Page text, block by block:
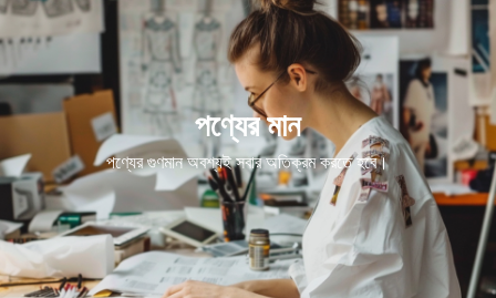
পণ্যের মান
পণ্যের গুণমান অবশ্যই সবার অতিক্রম করতে হবে।